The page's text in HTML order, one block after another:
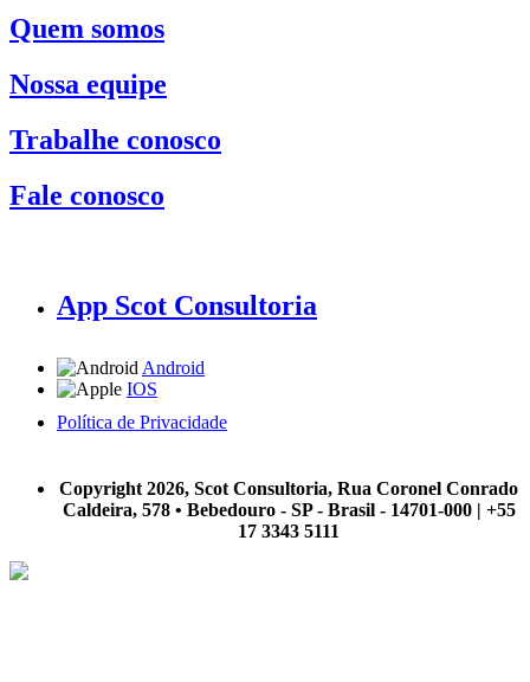
Quem somos
Nossa equipe
Trabalhe conosco
Fale conosco
App Scot Consultoria
Android
IOS
Política de Privacidade
Copyright 2026, Scot Consultoria, Rua Coronel Conrado
Caldeira, 578 • Bebedouro - SP - Brasil - 14701-000 | +55
17 3343 5111